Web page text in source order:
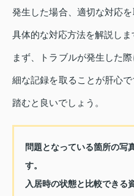
発生した場合、適切な対応
具体的な対応方法を解説しま
まず、トラブルが発生した
細な記録を取ることが肝心
踏むと良いでしょう。
問題となっている箇所の写
す。
入居時の状態と比較できる